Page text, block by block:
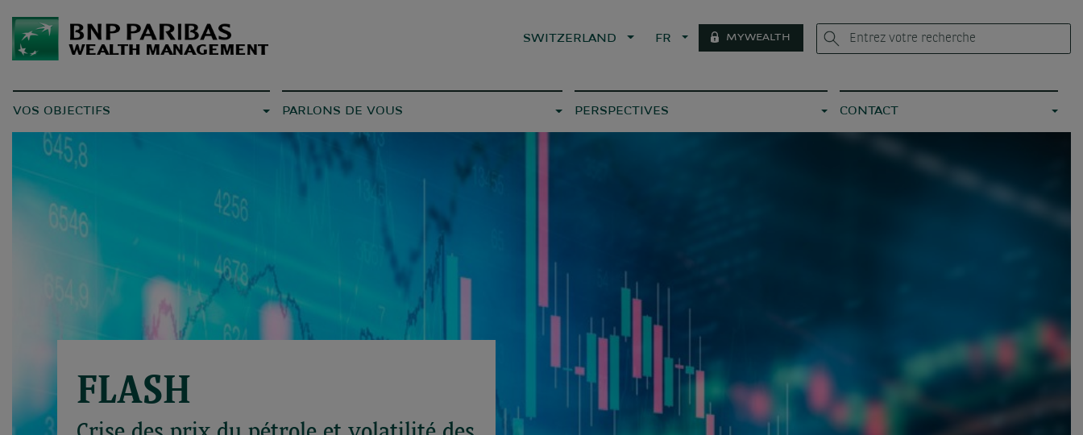
SWITZERLAND FR MYWEALTH
VOS OBJECTIFS PARLONS DE VOUS PERSPECTIVES CONTACT
FLASH